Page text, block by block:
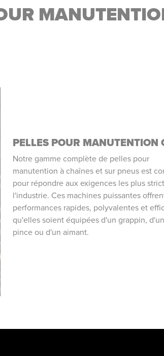
PELLES POUR MANUTENTION
Notre gamme complète de pelles pour
manutention à chaînes et sur pneus est
pour répondre aux exigences les plus
l'industrie. Ces machines puissantes
performances rapides, polyvalentes et
qu'elles soient équipées d'un grappin,
pince ou d'un aimant.